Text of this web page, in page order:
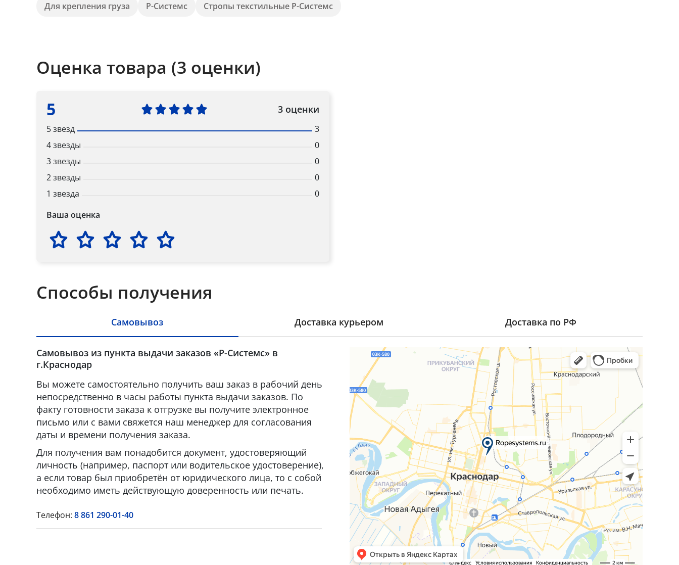
Для крепления груза Р-Системс Стропы текстильные Р-Системс
Оценка товара (3 оценки)
5 3 оценки
5 звезд
3
4 звезды
0
3 звезды
0
2 звезды
0
1 звезда
0
Ваша оценка
Способы получения
Самовывоз Доставка курьером Доставка по РФ
Самовывоз из пункта выдачи заказов «Р-Системс» в
г.Краснодар
Вы можете самостоятельно получить ваш заказ в рабочий день
непосредственно в часы работы пункта выдачи заказов. По
факту готовности заказа к отгрузке вы получите электронное
письмо или с вами свяжется наш менеджер для согласования
даты и времени получения заказа.
Для получения вам понадобится документ, удостоверяющий
личность (например, паспорт или водительское удостоверение),
а если товар был приобретён от юридического лица, то с собой
необходимо иметь действующую доверенность или печать.
Телефон: 8 861 290-01-40